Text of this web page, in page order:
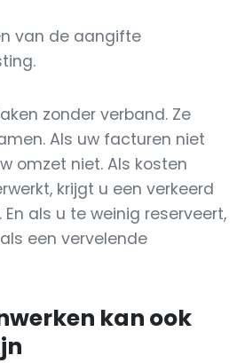
van de aangifte
zonder verband. Ze
Als uw facturen niet
omzet niet. Als kosten
krijgt u een verkeerd
als u te weinig reserveert,
een vervelende
kan ook